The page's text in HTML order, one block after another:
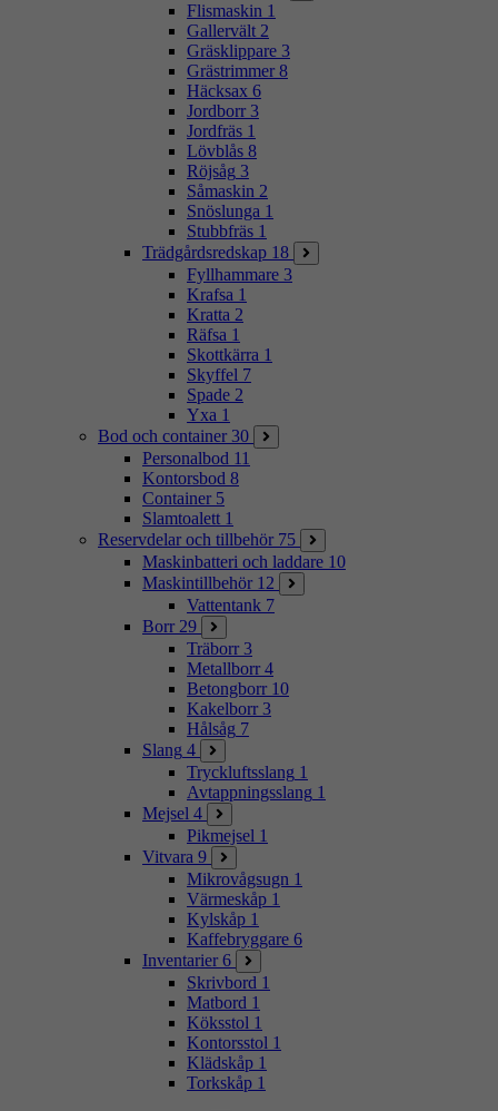
Flismaskin 1
Gallervält 2
Gräsklippare 3
Grästrimmer 8
Häcksax 6
Jordborr 3
Jordfräs 1
Lövblås 8
Röjsåg 3
Såmaskin 2
Snöslunga 1
Stubbfräs 1
Trädgårdsredskap 18
Fyllhammare 3
Krafsa 1
Kratta 2
Räfsa 1
Skottkärra 1
Skyffel 7
Spade 2
Yxa 1
Bod och container 30
Personalbod 11
Kontorsbod 8
Container 5
Slamtoalett 1
Reservdelar och tillbehör 75
Maskinbatteri och laddare 10
Maskintillbehör 12
Vattentank 7
Borr 29
Träborr 3
Metallborr 4
Betongborr 10
Kakelborr 3
Hålsåg 7
Slang 4
Tryckluftsslang 1
Avtappningsslang 1
Mejsel 4
Pikmejsel 1
Vitvara 9
Mikrovågsugn 1
Värmeskåp 1
Kylskåp 1
Kaffebryggare 6
Inventarier 6
Skrivbord 1
Matbord 1
Köksstol 1
Kontorsstol 1
Klädskåp 1
Torkskåp 1